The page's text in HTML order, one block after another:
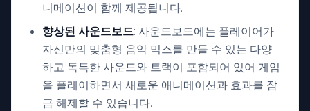
니메이션이 함께 제공됩니다.
향상된 사운드보드: 사운드보드에는 플레이어가
자신만의 맞춤형 음악 믹스를 만들 수 있는 다양
하고 독특한 사운드와 트랙이 포함되어 있어 게임
을 플레이하면서 새로운 애니메이션과 효과를 잠
금 해제할 수 있습니다.